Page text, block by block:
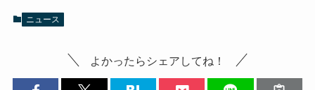
ニュース
よかったらシェアしてね！